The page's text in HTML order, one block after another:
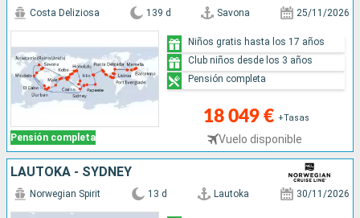
Pensión completa
Costa Deliziosa 139 d Savona 25/11/2026
18 049 € +Tasas
Vuelo disponible
Niños gratis hasta los 17 años
Club niños desde los 3 años
Pensión completa
LAUTOKA - SYDNEY
Norwegian Spirit 13 d Lautoka 30/11/2026